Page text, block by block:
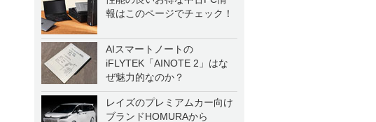
報はこのページでチェック！
AIスマートノートの
iFLYTEK「AINOTE 2」はな
ぜ魅力的なのか？
レイズのプレミアムカー向け
ブランドHOMURAから